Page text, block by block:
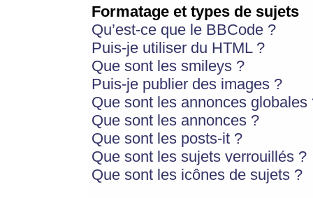
Formatage et types de sujets
Qu’est-ce que le BBCode ?
Puis-je utiliser du HTML ?
Que sont les smileys ?
Puis-je publier des images ?
Que sont les annonces globales
Que sont les annonces ?
Que sont les posts-it ?
Que sont les sujets verrouillés ?
Que sont les icônes de sujets ?